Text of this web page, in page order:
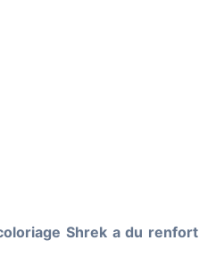
Shrek a du renfort